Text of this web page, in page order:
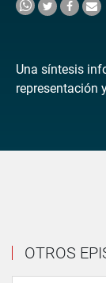
Una síntesis
representación
OTROS